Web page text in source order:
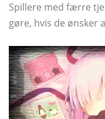
Spillere med færre
gøre, hvis de ønsker